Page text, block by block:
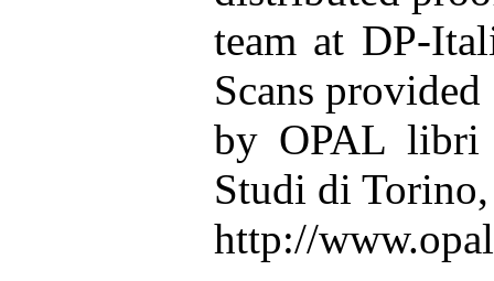
team at DP-
Scans provided
by OPAL
Studi di Torino,
http://